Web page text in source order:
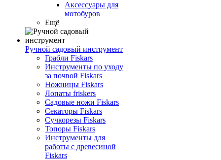
Аксессуары для
мотобуров
Ещё
Ручной садовый инструмент
Грабли Fiskars
Инструменты по уходу
за почвой Fiskars
Ножницы Fiskars
Лопаты friskers
Садовые ножи Fiskars
Секаторы Fiskars
Сучкорезы Fiskars
Топоры Fiskars
Инструменты для
работы с древесиной
Fiskars